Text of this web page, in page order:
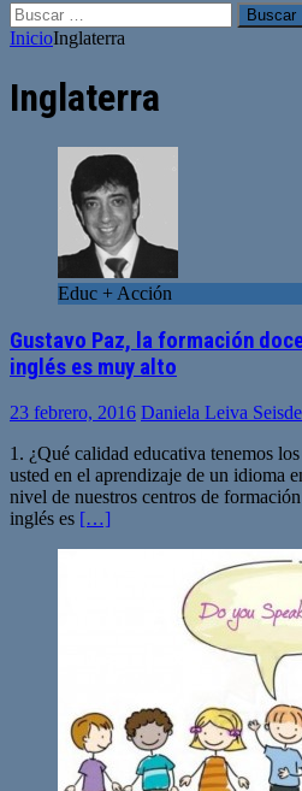
Buscar:
InicioInglaterra
Inglaterra
Educ + Acción
Gustavo Paz, la formación
inglés es muy alto
23 febrero, 2016 Daniela Leiva
1. ¿Qué calidad educativa tenemos
usted en el aprendizaje de un idioma
nivel de nuestros centros de
inglés es […]